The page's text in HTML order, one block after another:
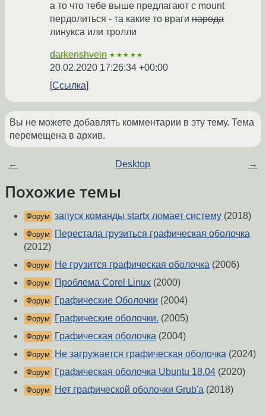
а то что тебе выше предлагают с mount
пердолиться - та какие то враги народа
линукса или тролли
darkenshvein ★★★★★
20.02.2020 17:26:34 +00:00
Ссылка
Вы не можете добавлять комментарии в эту тему. Тема
перемещена в архив.
← Desktop →
Похожие темы
Форум запуск команды startx ломает систему (2018)
Форум
Перестала грузиться графическая оболочка
(2012)
Форум Не грузится графическая оболочка (2006)
Форум Проблема Corel Linux (2000)
Форум Графические Оболочки (2004)
Форум Графические оболочки. (2005)
Форум Графическая оболочка (2004)
Форум Не загружается графическая оболочка (2024)
Форум Графическая оболочка Ubuntu 18.04 (2020)
Форум Нет графической оболочки Grub'a (2018)